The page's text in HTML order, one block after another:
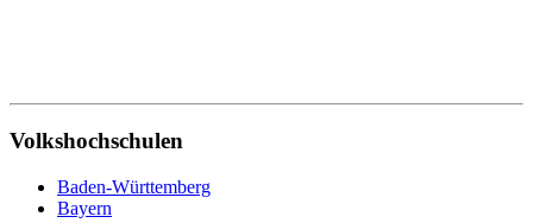
Volkshochschulen
Baden-Württemberg
Bayern